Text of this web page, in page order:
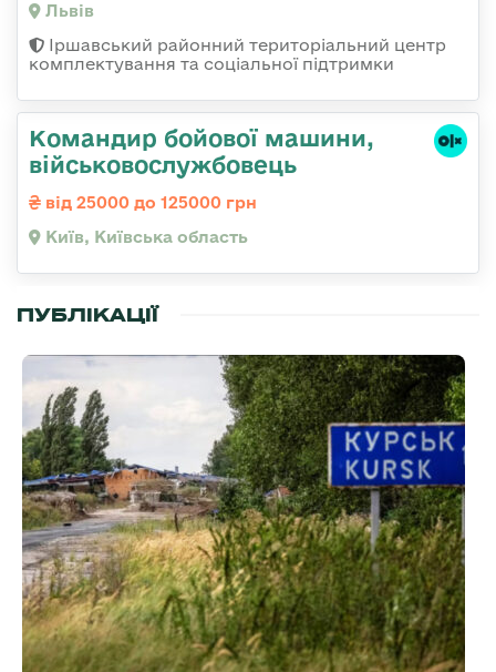
Львів
Іршавський районний територіальний центр
комплектування та соціальної підтримки
Командиp бойової машини,
військовослужбовець
від 25000 до 125000 грн
Київ, Київська область
ПУБЛІКАЦІЇ